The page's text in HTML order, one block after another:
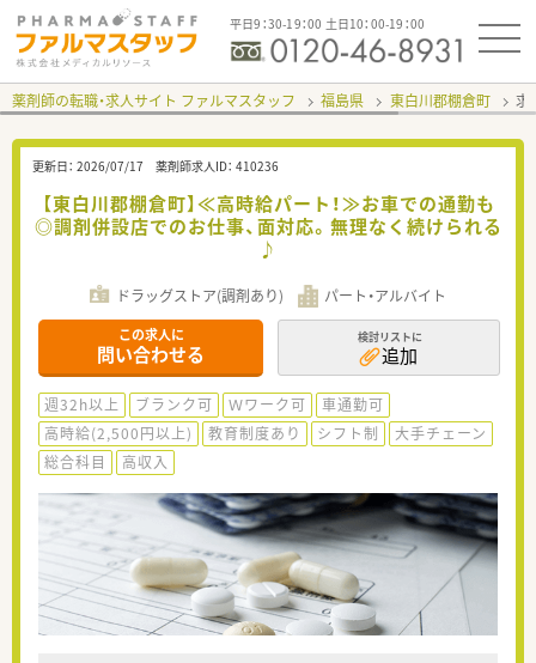
平日9：30-19：00 土日10：00-19：00
薬剤師の転職・求人サイト ファルマスタッフ 福島県 東白川郡棚倉町 求
更新日： 2026/07/17 薬剤師求人ID： 410236
【東白川郡棚倉町】≪高時給パート！≫お車での通勤も
◎調剤併設店でのお仕事、面対応。無理なく続けられる
♪
ドラッグストア(調剤あり) パート・アルバイト
この求人に
問い合わせる
検討リストに
追加
週32h以上 ブランク可 Ｗワーク可
車通勤可
高時給(2,500円以上)
教育制度あり シフト制
大手チェーン
総合科目
高収入